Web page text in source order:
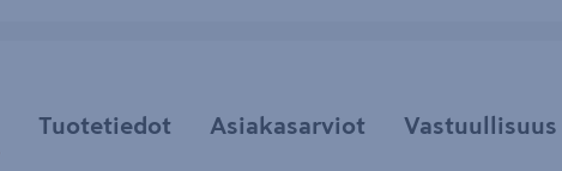
Tuotetiedot Asiakasarviot Vastuullisuus